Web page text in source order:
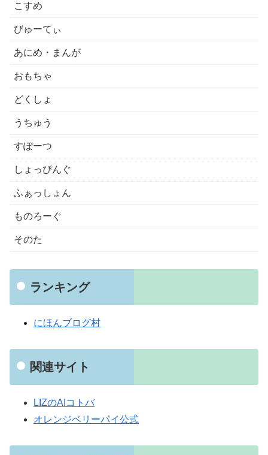
こすめ
びゅーてぃ
あにめ・まんが
おもちゃ
どくしょ
うちゅう
すぽーつ
しょっぴんぐ
ふぁっしょん
ものろーぐ
そのた
ランキング
にほんブログ村
関連サイト
LIZのAIコトバ
オレンジベリーパイ公式